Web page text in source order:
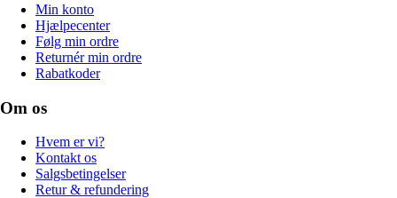
Min konto
Hjælpecenter
Følg min ordre
Returnér min ordre
Rabatkoder
Om os
Hvem er vi?
Kontakt os
Salgsbetingelser
Retur & refundering